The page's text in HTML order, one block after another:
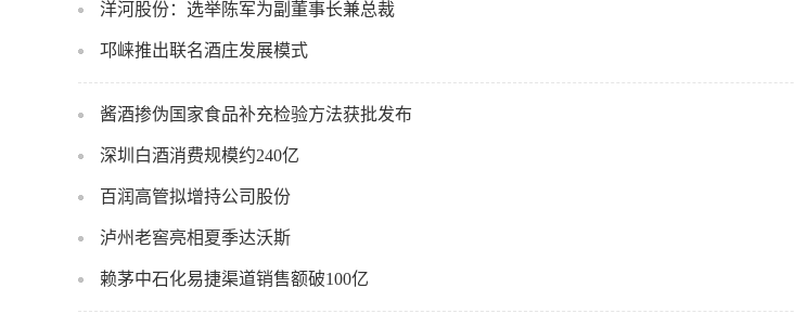
洋河股份：选举陈军为副董事长兼总裁
邛崃推出联名酒庄发展模式
酱酒掺伪国家食品补充检验方法获批发布
深圳白酒消费规模约240亿
百润高管拟增持公司股份
泸州老窖亮相夏季达沃斯
赖茅中石化易捷渠道销售额破100亿